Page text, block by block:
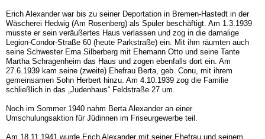
Erich Alexander war bis zu seiner Deportation in Bremen-Hastedt in der
Wäscherei Hedwig (Am Rosenberg) als Spüler beschäftigt. Am 1.3.1939
musste er sein veräußertes Haus verlassen und zog in die damalige
Legion-Condor-Straße 60 (heute Parkstraße) ein. Mit ihm räumten auch
seine Schwester Erna Silberberg mit Ehemann Otto und seine Tante
Martha Schragenheim das Haus und zogen ebenfalls dort ein. Am
27.6.1939 kam seine (zweite) Ehefrau Berta, geb. Conu, mit ihrem
gemeinsamen Sohn Herbert hinzu. Am 4.10.1939 zog die Familie
schließlich in das „Judenhaus“ Feldstraße 27 um.
Noch im Sommer 1940 nahm Berta Alexander an einer
Umschulungsaktion für Jüdinnen im Friseurgewerbe teil.
Am 18.11.1941 wurde Erich Alexander mit seiner Ehefrau und seinem